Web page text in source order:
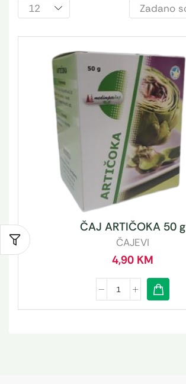
ČAJ ARTIČOKA 50 g
ČAJEVI
4,90 KM